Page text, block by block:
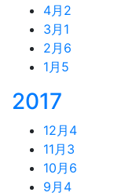
4月 2
3月 1
2月 6
1月 5
2017
12月 4
11月 3
10月 6
9月 4